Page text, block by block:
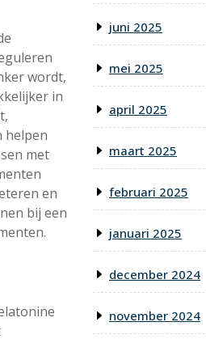
wordt,
in
helpen
met
en
bij een
juni 2025
mei 2025
april 2025
maart 2025
februari 2025
januari 2025
december 2024
november 2024